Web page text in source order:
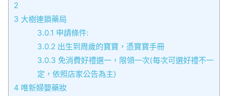
2
3 大樹連鎖藥局
3.0.1 申請條件:
3.0.2 出生到周歲的寶寶，憑寶寶手冊
3.0.3 免消費好禮選一，限領一次(每次可選好禮不一
定，依照店家公告為主)
4 唯新婦嬰藥妝